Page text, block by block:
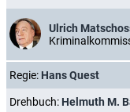
Ulrich
Regie: Hans Quest
Drehbuch: Helmuth M.